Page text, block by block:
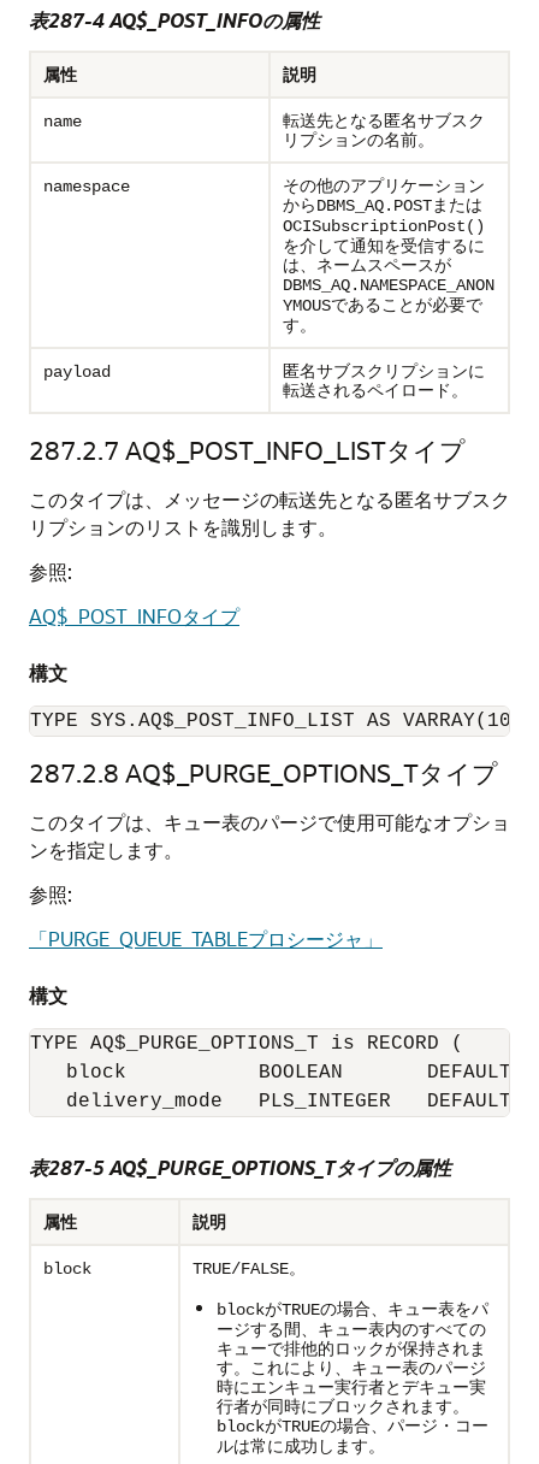
表287-4 AQ$_POST_INFOの属性
属性 説明
name
転送先となる匿名サブスク
リプションの名前。
namespace
その他のアプリケーション
からDBMS_AQ.POSTまたは
OCISubscriptionPost()
を介して通知を受信するに
は、ネームスペースが
DBMS_AQ.NAMESPACE_ANON
YMOUSであることが必要で
す。
payload
匿名サブスクリプションに
転送されるペイロード。
287.2.7 AQ$_POST_INFO_LISTタイプ
このタイプは、メッセージの転送先となる匿名サブスク
リプションのリストを識別します。
参照:
AQ$_POST_INFOタイプ
構文
TYPE SYS.AQ$_POST_INFO_LIST AS
287.2.8 AQ$_PURGE_OPTIONS_Tタイプ
このタイプは、キュー表のパージで使用可能なオプショ
ンを指定します。
参照:
「PURGE_QUEUE_TABLEプロシージャ」
構文
TYPE AQ$_PURGE_OPTIONS_T is RECORD (
block           BOOLEAN       DEFAULT
delivery_mode   PLS_INTEGER   DEFAULT
表287-5 AQ$_PURGE_OPTIONS_Tタイプの属性
属性 説明
block TRUE/FALSE。
blockがTRUEの場合、キュー表をパ
ージする間、キュー表内のすべての
キューで排他的ロックが保持されま
す。これにより、キュー表のパージ
時にエンキュー実行者とデキュー実
行者が同時にブロックされます。
blockがTRUEの場合、パージ・コー
ルは常に成功します。